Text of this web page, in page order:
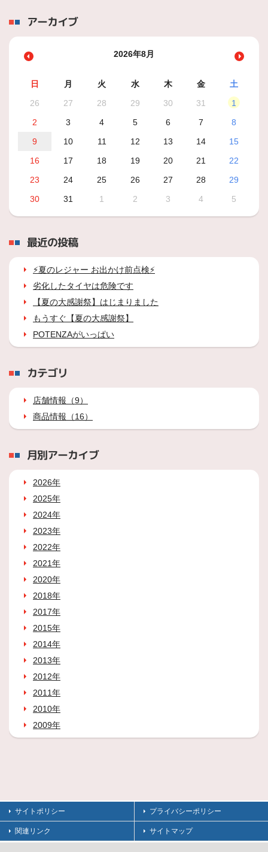
アーカイブ
2026年8月
日 月 火 水 木 金
土
26
27 28 29 30 31
1
2
3 4 5 6 7
8
9
10 11 12 13 14
15
16
17 18 19 20 21
22
23
24 25 26 27 28
29
30
31 1 2 3 4 5
最近の投稿
⚡夏のレジャー お出かけ前点検⚡
劣化したタイヤは危険です
【夏の大感謝祭】はじまりました
もうすぐ【夏の大感謝祭】
POTENZAがいっぱい
カテゴリ
店舗情報（9）
商品情報（16）
月別アーカイブ
2026年
2025年
2024年
2023年
2022年
2021年
2020年
2018年
2017年
2015年
2014年
2013年
2012年
2011年
2010年
2009年
サイトポリシー プライバシーポリシー
関連リンク サイトマップ